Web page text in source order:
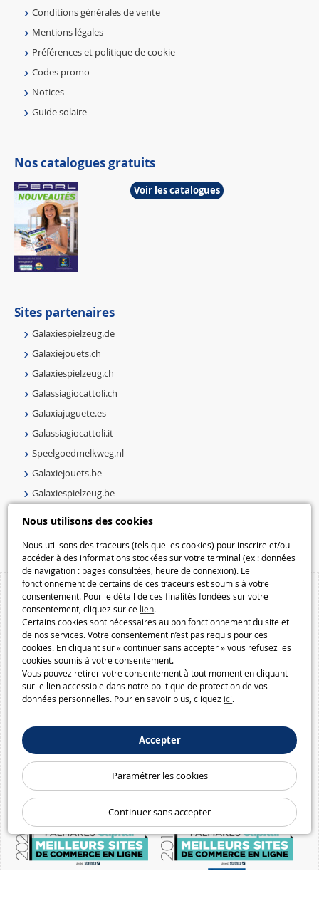
Nous utilisons des cookies
Nous utilisons des traceurs (tels que les cookies) pour inscrire et/ou
accéder à des informations stockées sur votre terminal (ex : données
de navigation : pages consultées, heure de connexion). Le
fonctionnement de certains de ces traceurs est soumis à votre
consentement. Pour le détail de ces finalités fondées sur votre
consentement, cliquez sur ce lien.
Certains cookies sont nécessaires au bon fonctionnement du site et
de nos services. Votre consentement n’est pas requis pour ces
cookies. En cliquant sur « continuer sans accepter » vous refusez les
cookies soumis à votre consentement.
Vous pouvez retirer votre consentement à tout moment en cliquant
sur le lien accessible dans notre politique de protection de vos
données personnelles. Pour en savoir plus, cliquez ici.
Accepter
Paramétrer les cookies
Continuer sans accepter
Conditions générales de vente
Mentions légales
Préférences et politique de cookie
Codes promo
Notices
Guide solaire
Nos catalogues gratuits
Voir les catalogues
Sites partenaires
Galaxiespielzeug.de
Galaxiejouets.ch
Galaxiespielzeug.ch
Galassiagiocattoli.ch
Galaxiajuguete.es
Galassiagiocattoli.it
Speelgoedmelkweg.nl
Galaxiejouets.be
Galaxiespielzeug.be